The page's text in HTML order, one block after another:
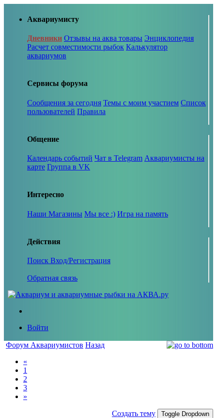
Аквариумисту
Дневники Отзывы на аква товары Энциклопедия
Расчет совместимости рыбок Калькулятор
аквариумов
Сервисы форума
Сообщения за сегодня Темы с моим участием Список
пользователей Правила
Общение
Календарь событий Чат в Telegram Аквариумисты на
карте Группа в VK
Интересно
Наши Магазины Мы все :) Игра на память
Действия
Поиск Вход/Регистрация
Обратная связь
Войти
Форум Аквариумистов Назад
«
1
2
3
»
Создать тему Toggle Dropdown